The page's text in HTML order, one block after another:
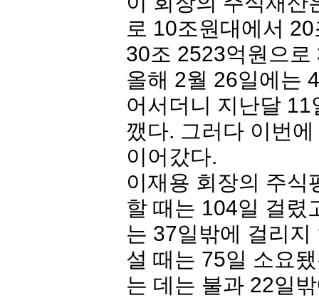
로 10조원대에서
30조 2523억원으
올해 2월 26일에는
어서더니 지난달
깼다. 그러다 이번
이어갔다.
이재용 회장의 주식
할 때는 104일 걸렸
는 37일밖에 걸리
설 때는 75일 소요
는 데는 불과 22일